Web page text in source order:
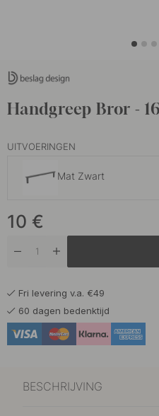
Handgreep Bror -
UITVOERINGEN
Mat Zwart
Vernikkeld
10 €
Fri levering v.a. €49
60 dagen bedenktijd
BESCHRIJVING